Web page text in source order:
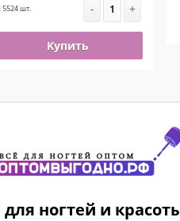
5524 шт. - +
Купить
для ногтей и